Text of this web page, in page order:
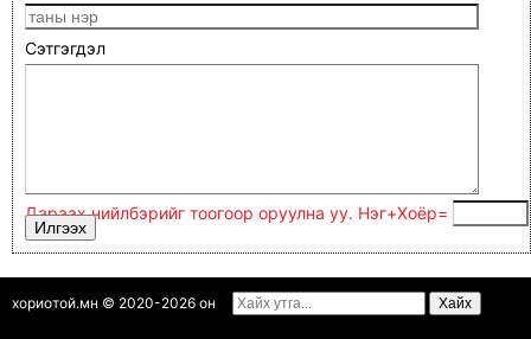
Сэтгэгдэл
Дараах нийлбэрийг тоогоор оруулна уу. Нэг+Xoёp=
хориотой.мн © 2020-2026 он